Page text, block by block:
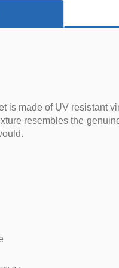
is made of UV resistant
resembles the